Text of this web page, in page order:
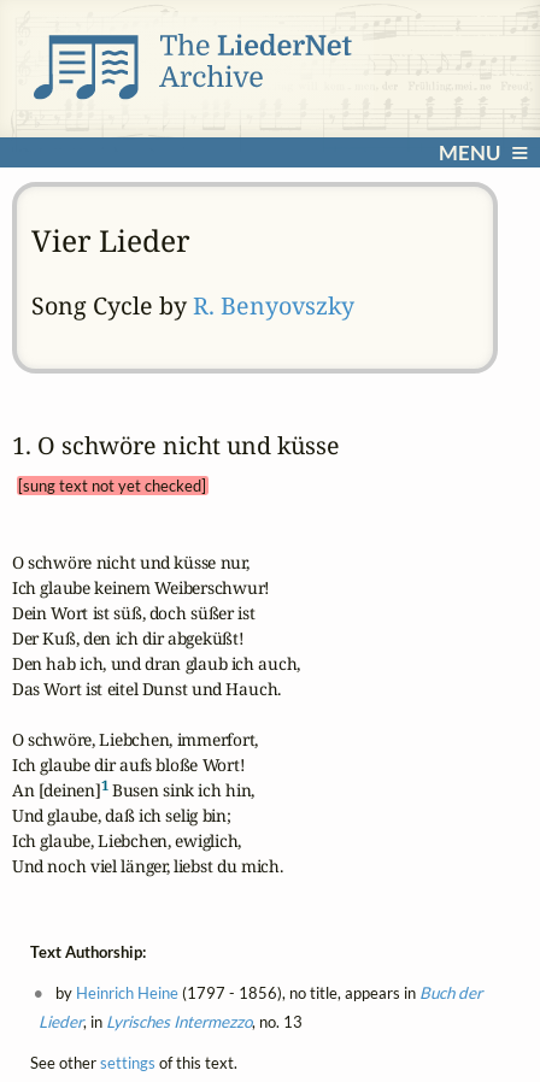
MENU
Vier Lieder
Song Cycle byR. Benyovszky
1. O schwöre nicht und küsse
[sung text not yet checked]
O schwöre nicht und küsse nur,
Ich glaube keinem Weiberschwur!
Dein Wort ist süß, doch süßer ist
Der Kuß, den ich dir abgeküßt!
Den hab ich, und dran glaub ich auch,
Das Wort ist eitel Dunst und Hauch.
O schwöre, Liebchen, immerfort,
Ich glaube dir aufs bloße Wort!
An [deinen]1 Busen sink ich hin,
Und glaube, daß ich selig bin;
Ich glaube, Liebchen, ewiglich,
Und noch viel länger, liebst du mich.
Text Authorship:
by Heinrich Heine(1797 - 1856), no title, appears in Buch der
Lieder, in Lyrisches Intermezzo, no. 13
See othersettings of this text.